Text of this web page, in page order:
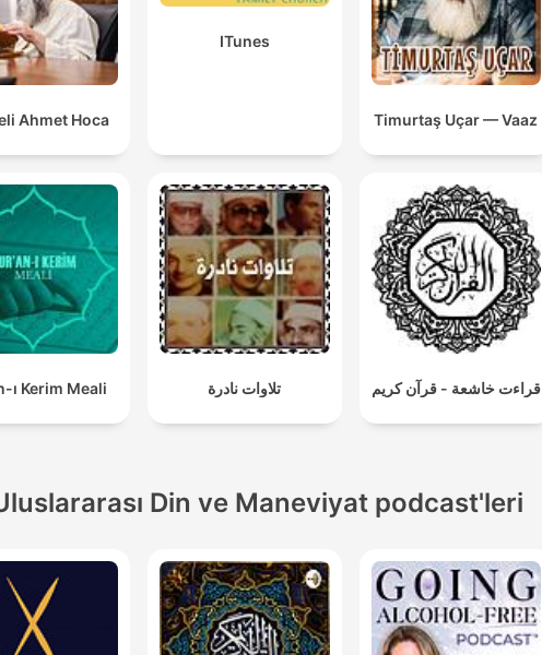
Ahmet Hoca
ITunes
Timurtaş Uçar — Vaaz
ı Kerim Meali تلاوات نادرة قراءت خاشعة - قرآن كريم
Din ve Maneviyat podcast'leri